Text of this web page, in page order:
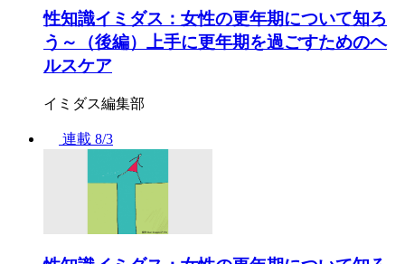
性知識イミダス：女性の更年期について知ろ
う～（後編）上手に更年期を過ごすためのヘ
ルスケア
イミダス編集部
連載 8/3